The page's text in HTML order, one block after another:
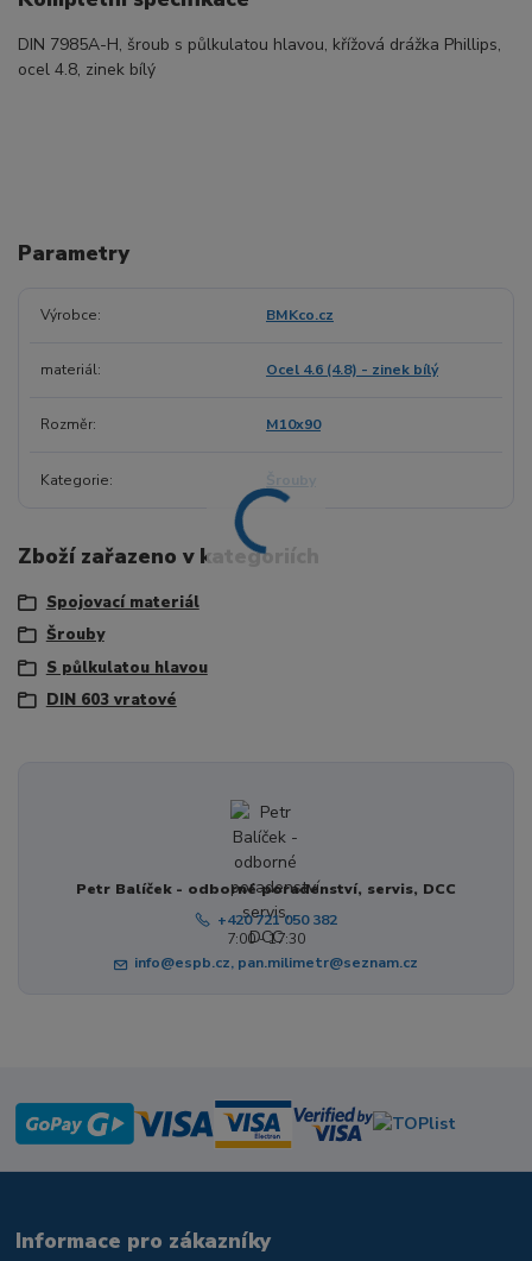
DIN 7985A-H, šroub s půlkulatou hlavou, křížová drážka Phillips,
ocel 4.8, zinek bílý
Parametry
Výrobce BMKco.cz
materiál Ocel 4.6 (4.8) - zinek bílý
Rozměr M10x90
Kategorie
Zboží zařazeno v kategoriích
Spojovací materiál
Šrouby
S půlkulatou hlavou
DIN 603 vratové
Petr Balíček - odborné poradenství, servis, DCC
+420 721 050 382
7:00 - 17:30
info@espb.cz, pan.milimetr@seznam.cz
Informace pro zákazníky